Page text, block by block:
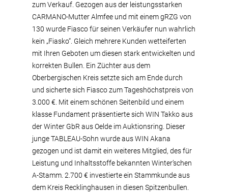
zum Verkauf. Gezogen aus der leistungsstarken
CARMANO-Mutter Almfee und mit einem gRZG von
130 wurde Fiasco für seinen Verkäufer nun wahrlich
kein „Fiasko“. Gleich mehrere Kunden wetteiferten
mit Ihren Geboten um diesen stark entwickelten und
korrekten Bullen. Ein Züchter aus dem
Oberbergischen Kreis setzte sich am Ende durch
und sicherte sich Fiasco zum Tageshöchstpreis von
3.000 €. Mit einem schönen Seitenbild und einem
klasse Fundament präsentierte sich WIN Takko aus
der Winter GbR aus Oelde im Auktionsring. Dieser
junge TABLEAU-Sohn wurde aus WIN Akana
gezogen und ist damit ein weiteres Mitglied, des für
Leistung und Inhaltsstoffe bekannten Winter’schen
A-Stamm. 2.700 € investierte ein Stammkunde aus
dem Kreis Recklinghausen in diesen Spitzenbullen.